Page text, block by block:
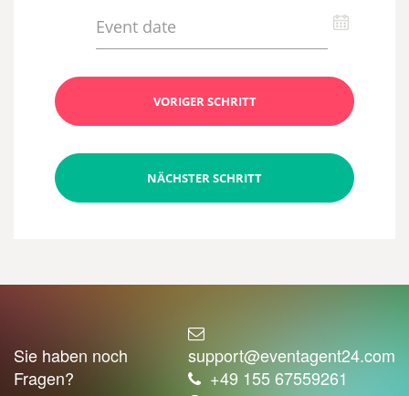
VORIGER SCHRITT
NÄCHSTER SCHRITT
Sie haben noch
Fragen?
support@eventagent24.com
+49 155 67559261